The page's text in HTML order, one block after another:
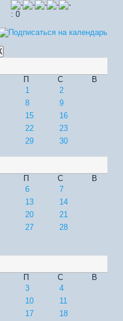
: 0
П С
В
1
2
8
9
15
16
22
23
29 30
П С
В
6
7
13
14
20
21
27
28
П С
В
3
4
10
11
17 18